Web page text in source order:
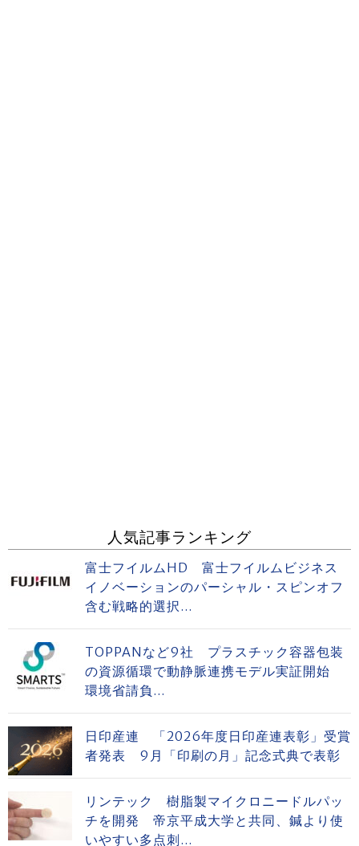
人気記事ランキング
富士フイルムHD 富士フイルムビジネス
イノベーションのパーシャル・スピンオフ
含む戦略的選択...
TOPPANなど9社 プラスチック容器包装
の資源循環で動静脈連携モデル実証開始
環境省請負...
日印産連 「2026年度日印産連表彰」受賞
者発表 9月「印刷の月」記念式典で表彰
リンテック 樹脂製マイクロニードルパッ
チを開発 帝京平成大学と共同、鍼より使
いやすい多点刺...